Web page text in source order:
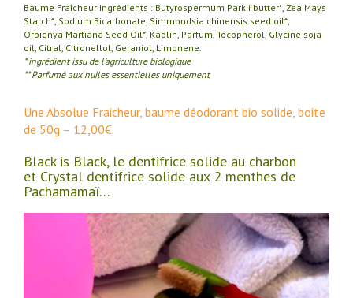
Baume Fraîcheur Ingrédients : Butyrospermum Parkii butter*, Zea Mays
Starch*, Sodium Bicarbonate, Simmondsia chinensis seed oil*,
Orbignya Martiana Seed Oil*, Kaolin, Parfum, Tocopherol, Glycine soja
oil, Citral, Citronellol, Geraniol, Limonene.
* ingrédient issu de l’agriculture biologique
** Parfumé aux huiles essentielles uniquement
Une Absolue Fraicheur, baume déodorant bio solide, boite
de 50g – 12,00€.
Black is Black, le dentifrice solide au charbon
et Crystal dentifrice solide aux 2 menthes de
Pachamamaï…